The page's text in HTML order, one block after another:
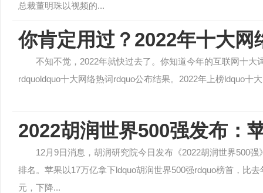
总裁董明珠以视频的...
你肯定用过？2022年十大网
不知不觉，2022年就快过去了。你知道今年的互联网十
rdquoldquo十大网络热词rdquo公布结果。2022年上榜ldquo十
2022胡润世界500强发布：
12月9日消息，胡润研究院今日发布《2022胡润世界500
排名。苹果以17万亿拿下ldquo胡润世界500强rdquo榜首，比
元，下降...